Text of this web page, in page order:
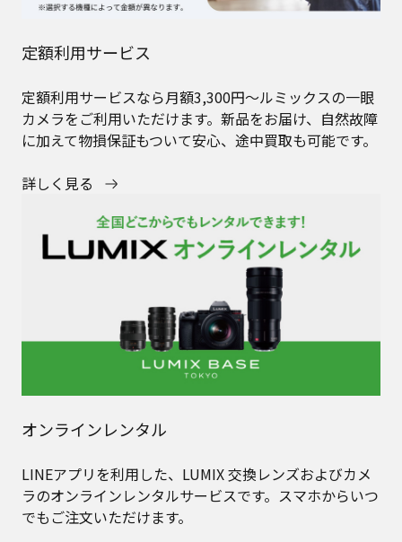
定額利用サービス
定額利用サービスなら月額3,300円～ルミックスの一眼
カメラをご利用いただけます。新品をお届け、自然故障
に加えて物損保証もついて安心、途中買取も可能です。
詳しく見る
オンラインレンタル
LINEアプリを利用した、LUMIX 交換レンズおよびカメ
ラのオンラインレンタルサービスです。スマホからいつ
でもご注文いただけます。